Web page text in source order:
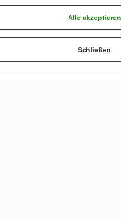
Alle akzeptieren
Schließen